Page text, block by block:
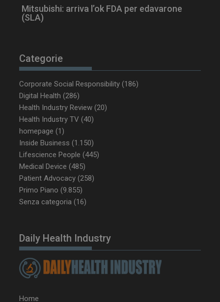
Mitsubishi: arriva l’ok FDA per edavarone
(SLA)
Categorie
Corporate Social Responsibility (186)
Digital Health (286)
Health Industry Review (20)
Health Industry TV (40)
homepage (1)
Inside Business (1.150)
Lifescience People (445)
Medical Device (485)
Patient Advocacy (258)
Primo Piano (9.855)
Senza categoria (16)
Daily Health Industry
Home
_ga_Z2VT792F98
tracking-sites-
ironfish-tracking-
enable
CookieScriptConsent
CookieScript
www.dailyhealthindustry.it